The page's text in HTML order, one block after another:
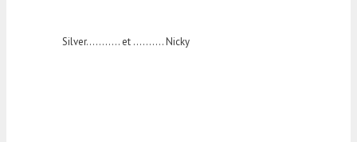
Silver……….. et ………. Nicky